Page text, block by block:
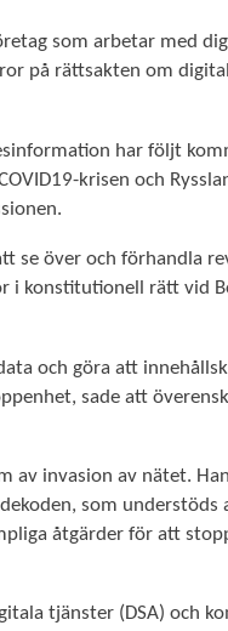
som arbetar med
på rättsakten om
har följt
krisen och
över och förhandla
i konstitutionell rätt vid
och göra att
sade att
invasion av nätet.
som
åtgärder för att
tjänster (DSA) och